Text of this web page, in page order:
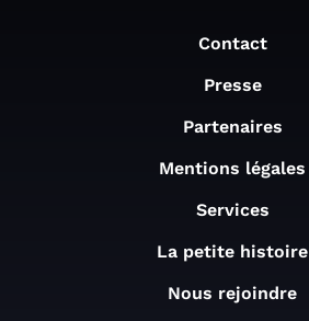
Contact
Presse
Partenaires
Mentions légales
Services
La petite histoire
Nous rejoindre